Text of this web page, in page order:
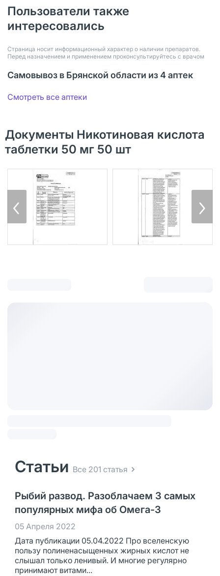
Пользователи также
интересовались
Страница носит информационный характер о наличии препаратов.
Перед назначением и применением проконсультируйтесь с врачом
Самовывоз в Брянской области из 4 аптек
Смотреть все аптеки
Документы Никотиновая кислота
таблетки 50 мг 50 шт
Статьи Все 201 статья
Рыбий развод. Разоблачаем 3 самых
популярных мифа об Омега-3
05 Апреля 2022
Дата публикации 05.04.2022 Про вселенскую
пользу полиненасыщенных жирных кислот не
слышал только ленивый. И многие регулярно
принимают витами...